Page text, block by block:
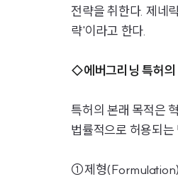
전략을 취한다. 제네
략'이라고 한다.
◇에버그리닝 특허의
특허의 본래 목적은
법률적으로 허용되
①제형(Formulation)